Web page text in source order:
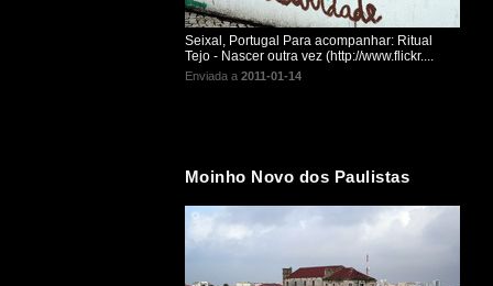
Seixal, Portugal Para acompanhar: Ritual
Tejo - Nascer outra vez (http://www.flickr....
Enviada a 2011-01-14
Moinho Novo dos Paulistas